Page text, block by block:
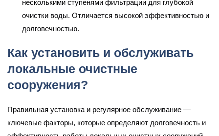
несколькими ступенями фильтрации для глубокой
очистки воды. Отличается высокой эффективностью и
долговечностью.
Как установить и обслуживать
локальные очистные
сооружения?
Правильная установка и регулярное обслуживание —
ключевые факторы, которые определяют долговечность и